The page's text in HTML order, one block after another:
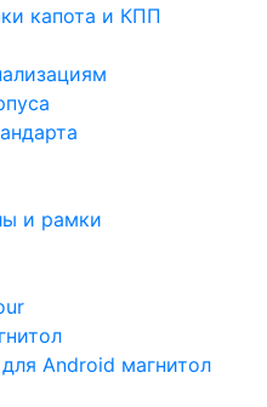
капота и КПП
и рамки
Android магнитол